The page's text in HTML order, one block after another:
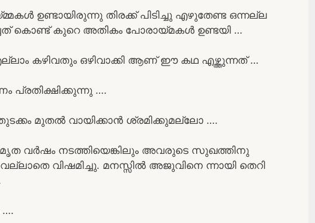
ഉണ്ടായിരുന്നു തിരക്ക് പിടിച്ചു എഴുതേണ്ട ഒന്നല്ല
കൊണ്ട് കുറെ അതികം പോരായ്മകൾ ഉണ്ടയി …
കഴിവതും ഒഴിവാക്കി ആണ് ഈ കഥ എഴ്ത്തുന്നത് …
പ്രതിക്ഷിക്കുന്നു ….
മുതൽ വായിക്കാൻ ശ്രമിക്കുമല്ലോ ….
വർഷം നടത്തിയെങ്കിലും അവരുടെ സുഖത്തിനു
വിഷമിച്ചു. മനസ്സിൽ അജുവിനെ ന്നായി തെറി
….